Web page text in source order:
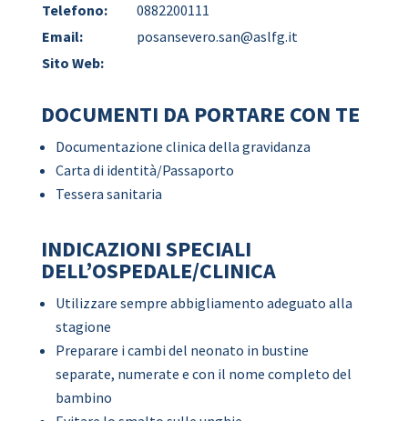
Telefono:
0882200111
Email:
posansevero.san@aslfg.it
Sito Web:
DOCUMENTI DA PORTARE CON TE
Documentazione clinica della gravidanza
Carta di identità/Passaporto
Tessera sanitaria
INDICAZIONI SPECIALI
DELL’OSPEDALE/CLINICA
Utilizzare sempre abbigliamento adeguato alla
stagione
Preparare i cambi del neonato in bustine
separate, numerate e con il nome completo del
bambino